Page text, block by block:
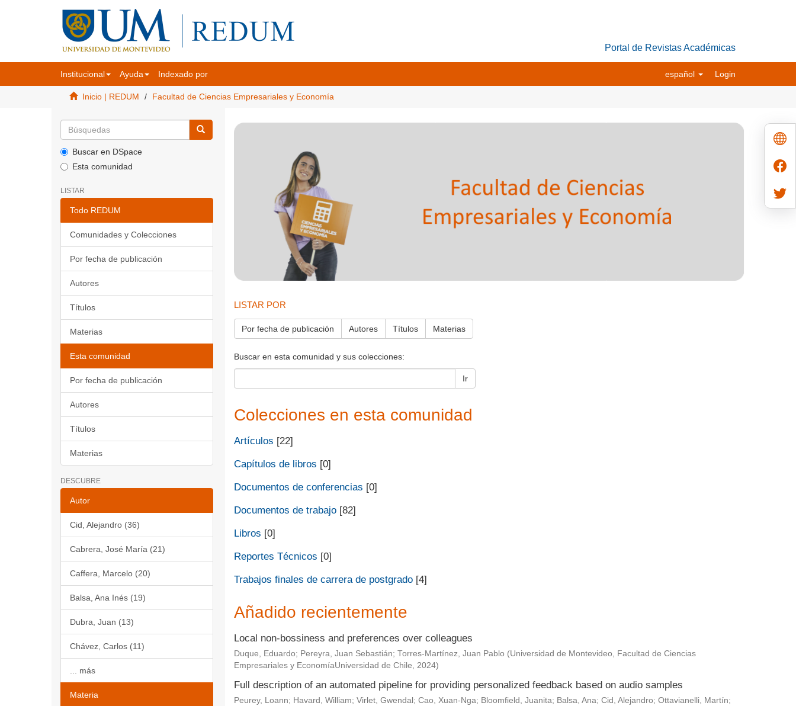
Portal de Revistas Académicas
Institucional Ayuda Indexado por español Login
Inicio | REDUM Facultad de Ciencias Empresariales y Economía
Buscar en DSpace
Esta comunidad
LISTAR
Todo REDUM
Comunidades y Colecciones
Por fecha de publicación
Autores
Títulos
Materias
Esta comunidad
Por fecha de publicación
Autores
Títulos
Materias
DESCUBRE
Autor
Cid, Alejandro (36)
Cabrera, José María (21)
Caffera, Marcelo (20)
Balsa, Ana Inés (19)
Dubra, Juan (13)
Chávez, Carlos (11)
... más
Materia
LISTAR POR
Por fecha de publicación Autores Títulos Materias
Buscar en esta comunidad y sus colecciones:
Ir
Colecciones en esta comunidad
Artículos [22]
Capítulos de libros [0]
Documentos de conferencias [0]
Documentos de trabajo[82]
Libros [0]
Reportes Técnicos [0]
Trabajos finales de carrera de postgrado[4]
Añadido recientemente
Local non-bossiness and preferences over colleagues
Duque, Eduardo; Pereyra, Juan Sebastián; Torres-Martínez, Juan Pablo (Universidad de Montevideo, Facultad de Ciencias
Empresariales y EconomíaUniversidad de Chile, 2024)
Full description of an automated pipeline for providing personalized feedback based on audio samples
Peurey, Loann; Havard, William; Virlet, Gwendal ; Cao, Xuan-Nga; Bloomfield, Juanita; Balsa, Ana; Cid, Alejandro; Ottavianelli, Martín;